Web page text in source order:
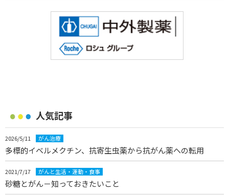
人気記事
2026/5/11 がん治療
多標的イベルメクチン、抗寄生虫薬から抗がん薬への転用
2021/7/17 がんと生活・運動・食事
砂糖とがん－知っておきたいこと